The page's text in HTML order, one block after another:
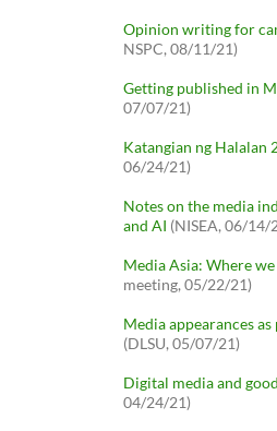
Opinion writing for
NSPC, 08/11/21)
Getting published in
07/07/21)
Katangian ng Halalan
06/24/21)
Notes on the media
and AI (NISEA, 06/14/
Media Asia: Where
meeting, 05/22/21)
Media appearances
(DLSU, 05/07/21)
Digital media and
04/24/21)